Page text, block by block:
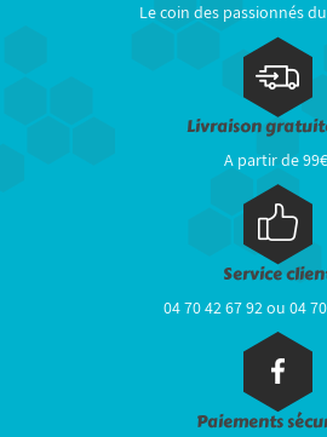
Le coin des passionnés
Livraison
A partir de
Service
04 70 42 67 92 ou 04
Paiements